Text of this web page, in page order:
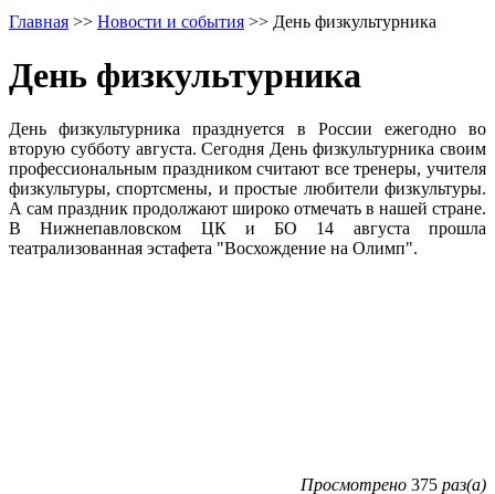
Главная >> Новости и события >> День физкультурника
День физкультурника
День физкультурника празднуется в России ежегодно во
вторую субботу августа. Сегодня День физкультурника своим
профессиональным праздником считают все тренеры, учителя
физкультуры, спортсмены, и простые любители физкультуры.
А сам праздник продолжают широко отмечать в нашей стране.
В Нижнепавловском ЦК и БО 14 августа прошла
театрализованная эстафета "Восхождение на Олимп".
Просмотрено 375 раз(а)